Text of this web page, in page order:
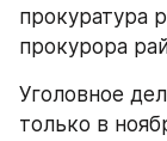
прокуратура
прокурора
Уголовное
только в